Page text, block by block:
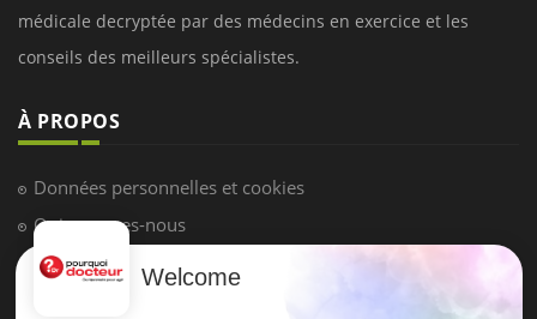
médicale decryptée par des médecins en exercice et les
conseils des meilleurs spécialistes.
À PROPOS
Données personnelles et cookies
Qui sommes-nous
Conditions d'utilisation
Welcome